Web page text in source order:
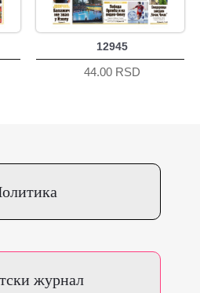
12945
44.00 RSD
журнал